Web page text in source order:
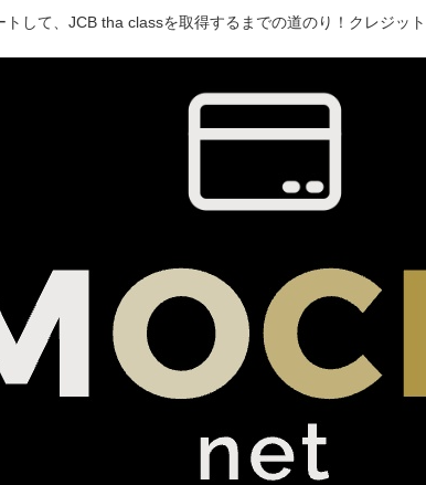
して、JCB tha classを取得するまでの道のり！クレジッ